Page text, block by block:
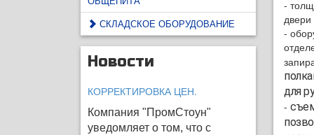
СКЛАДСКОЕ ОБОРУДОВАНИЕ
Новости
КОРРЕКТИРОВКА ЦЕН.
Компания "ПромСтоун"
уведомляет о том, что с
-
-
для
-